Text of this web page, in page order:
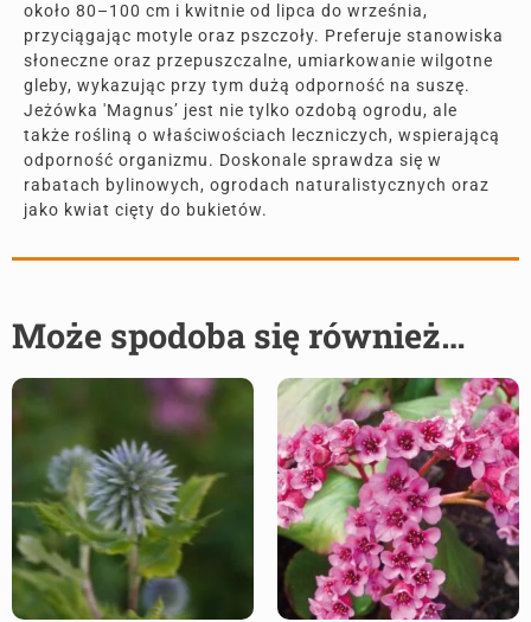
około 80–100 cm i kwitnie od lipca do września,
przyciągając motyle oraz pszczoły. Preferuje stanowiska
słoneczne oraz przepuszczalne, umiarkowanie wilgotne
gleby, wykazując przy tym dużą odporność na suszę.
Jeżówka 'Magnus’ jest nie tylko ozdobą ogrodu, ale
także rośliną o właściwościach leczniczych, wspierającą
odporność organizmu. Doskonale sprawdza się w
rabatach bylinowych, ogrodach naturalistycznych oraz
jako kwiat cięty do bukietów.
Może spodoba się również…